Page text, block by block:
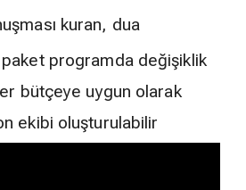
kuran, dua
programda değişiklik
bütçeye uygun olarak
ekibi oluşturulabilir